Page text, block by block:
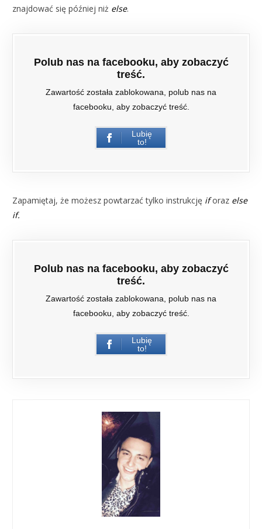
znajdować się później niż else.
Polub nas na facebooku, aby zobaczyć
treść.
Zawartość została zablokowana, polub nas na
facebooku, aby zobaczyć treść.
Lubię
to!
Zapamiętaj, że możesz powtarzać tylko instrukcję if oraz else
if.
Polub nas na facebooku, aby zobaczyć
treść.
Zawartość została zablokowana, polub nas na
facebooku, aby zobaczyć treść.
Lubię
to!